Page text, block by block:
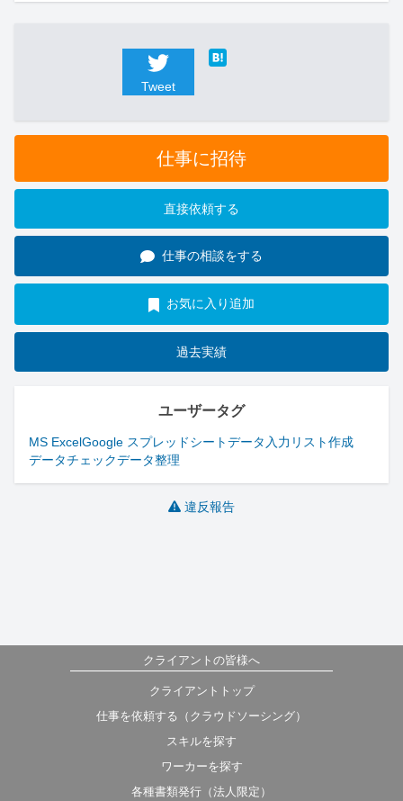
Tweet
仕事に招待
直接依頼する
仕事の相談をする
お気に入り追加
過去実績
ユーザータグ
MS ExcelGoogle スプレッドシートデータ入力 リスト作成
データチェックデータ整理
違反報告
クライアントの皆様へ
クライアントトップ
仕事を依頼する（クラウドソーシング）
スキルを探す
ワーカーを探す
各種書類発行（法人限定）